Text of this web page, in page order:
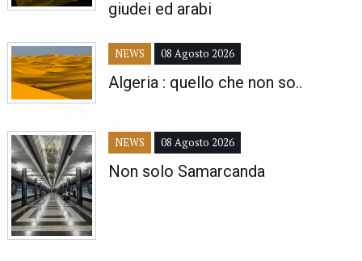
giudei ed arabi
NEWS 08 Agosto 2026
Algeria : quello che non so..
NEWS 08 Agosto 2026
Non solo Samarcanda